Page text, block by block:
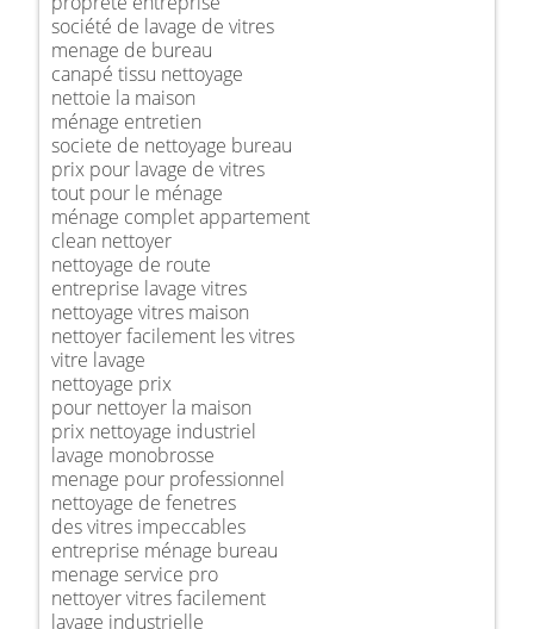
société de lavage de vitres
menage de bureau
canapé tissu nettoyage
nettoie la maison
ménage entretien
societe de nettoyage bureau
prix pour lavage de vitres
tout pour le ménage
ménage complet appartement
clean nettoyer
nettoyage de route
entreprise lavage vitres
nettoyage vitres maison
nettoyer facilement les vitres
vitre lavage
nettoyage prix
pour nettoyer la maison
prix nettoyage industriel
lavage monobrosse
menage pour professionnel
nettoyage de fenetres
des vitres impeccables
entreprise ménage bureau
menage service pro
nettoyer vitres facilement
lavage industrielle